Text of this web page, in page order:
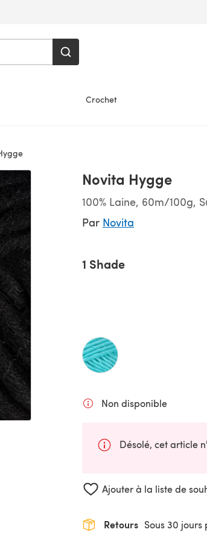
Crochet
Novita Hygge
100% Laine, 60m/100g,
Par Novita
1 Shade
Non disponible
Désolé, cet article
Ajouter à la liste de
Retours Sous 30